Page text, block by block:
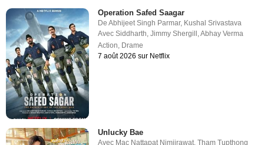
Operation Safed Saagar
DeAbhijeet Singh Parmar, Kushal Srivastava
AvecSiddharth ,Jimmy Shergill ,Abhay Verma
Action Drame
7 août 2026 sur Netflix
Unlucky Bae
Avec Mac Nattapat Nimjirawat,Tham Tupthong